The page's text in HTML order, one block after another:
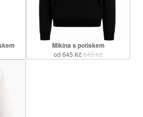
Mikina s potiskem
od 645 Kč845 Kč